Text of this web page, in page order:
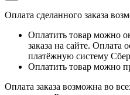
Оплата сделанного заказа
Оплатить товар можно
заказа на сайте. Оплата
платёжную систему
Оплатить товар можно
Оплата заказа возможна во